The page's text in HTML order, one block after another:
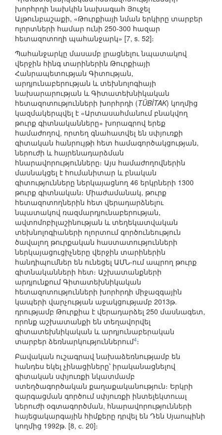
խորհրդի նախկին նախագահ Յուջել
Ալթունբաշաքի, «Թուրքիայի նման երկիրը տարբեր
ոլորտների համար ունի 250-300 հազար
հետազոտողի պահանջարկ» [7, s. 52]։
Պահանջարկը մասամբ լրացնելու նպատակով
վերջին հինգ տարիներին Թուրքիայի
Հանրապետության Գիտության,
արդյունաբերության և տեխնոլոգիայի
նախարարության և Գիտատեխնիկական
հետազոտությունների խորհրդի (TÜBİTAK) կողմից
կազմակերպվել է «Արտասահմանում բնակվող
թուրք գիտնականները» խորագրով երեք
համաժողով, որտեղ գնահատվել են սփյուռքի
գիտական հանրույթի հետ համագործակցության,
ներուժի և հայրենադարձման
հնարավորությունները։ Այս համաժողովներին
մասնակցել է հումանիտար և բնական
գիտությունները ներկայացնող 46 երկրների 1300
թուրք գիտնական։ Միաժամանակ, թուրք
հետազոտողներին հետ վերադարձնելու
նպատակով ռազմարդյունաբերության,
ավտոմոբիլաշինության և տեղեկատվական
տեխնոլոգիաների ոլորտում գործունեություն
ծավալող թուրքական հաստատությունների
ներկայացուցիչները վերջին տարիներին
հանդիպումներ են ունեցել ԱՄՆ-ում ապրող թուրք
գիտնականների հետ։ Աշխատանքների
արդյունքում Գիտատեխնիկական
հետազոտությունների խորհրդի միջազգային
կապերի վարչության աջակցությամբ 2013թ.
դրությամբ Թուրքիա է վերադարձել 250 մասնագետ,
որոնք աշխատանքի են տեղավորվել
գիտատեխնիկական և արդյունաբերական
տարբեր ձեռնարկություններում4։
Բավական ուշագրավ նախաձեռնությամբ են
հանդես եկել չինացիները՝ իրականացնելով
գիտական սփյուռքի նկատմամբ
ստեղծագործական քաղաքականություն։ Երկրի
զարգացման գործում սփյուռքի ինտելեկտուալ
ներուժի օգտագործման, հնարավորությունների
հայեցակարգային հիմքերը դրվել են Դեն Սյաոպինի
կողմից 1992թ. [8, с. 20]։